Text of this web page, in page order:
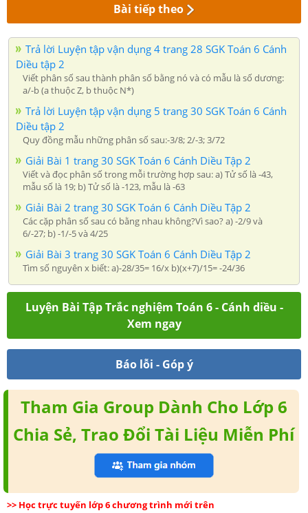
Bài tiếp theo
Trả lời Luyện tập vận dụng 4 trang 28 SGK Toán 6 Cánh
Diều tập 2
Viết phân số sau thành phân số bằng nó và có mẫu là số dương:
a/-b (a thuộc Z, b thuộc N*)
Trả lời Luyện tập vận dụng 5 trang 30 SGK Toán 6 Cánh
Diều tập 2
Quy đồng mẫu những phân số sau:-3/8; 2/-3; 3/72
Giải Bài 1 trang 30 SGK Toán 6 Cánh Diều Tập 2
Viết và đọc phân số trong mỗi trường hợp sau: a) Tử số là -43,
mẫu số là 19; b) Tử số là -123, mẫu là -63
Giải Bài 2 trang 30 SGK Toán 6 Cánh Diều Tập 2
Các cặp phân số sau có bằng nhau không?Vì sao? a) -2/9 và
6/-27; b) -1/-5 và 4/25
Giải Bài 3 trang 30 SGK Toán 6 Cánh Diều Tập 2
Tìm số nguyên x biết: a)-28/35= 16/x b)(x+7)/15= -24/36
Luyện Bài Tập Trắc nghiệm Toán 6 - Cánh diều -
Xem ngay
Báo lỗi - Góp ý
Tham Gia Group Dành Cho Lớp 6
Chia Sẻ, Trao Đổi Tài Liệu Miễn Phí
>> Học trực tuyến lớp 6 chương trình mới trên